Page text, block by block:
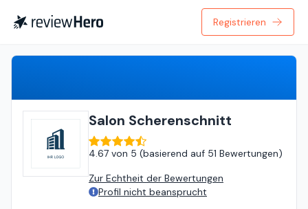
Registrieren
Salon Scherenschnitt
4.67 von 5 (basierend auf 51 Bewertungen)
Zur Echtheit der Bewertungen
Profil nicht beansprucht